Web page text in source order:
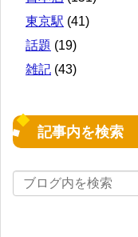
東京駅 (41)
話題 (19)
雑記 (43)
記事内を検索